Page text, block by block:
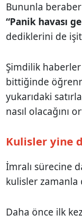
Bununla
“Panik havası
dediklerini de
Şimdilik
bittiğinde
yukarıdaki
nasıl olacağını
Kulisler yine
İmralı sürecine
kulisler
Daha önce ilk